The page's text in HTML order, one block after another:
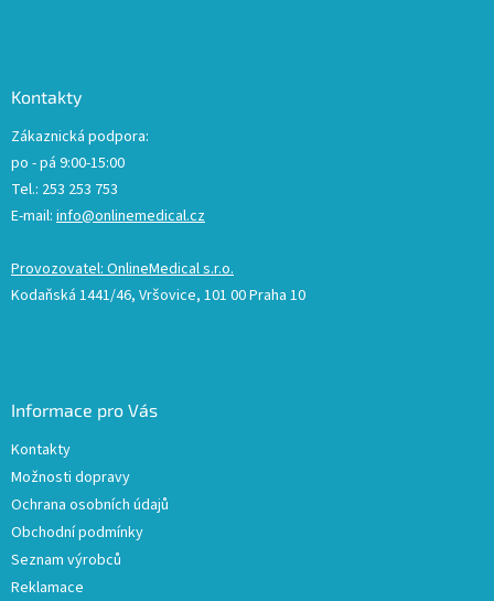
Kontakty
Zákaznická podpora:
po - pá 9:00-15:00
Tel.: 253 253 753
E-mail: info@onlinemedical.cz
Provozovatel: OnlineMedical s.r.o.
Kodaňská 1441/46, Vršovice, 101 00 Praha 10
Informace pro Vás
Kontakty
Možnosti dopravy
Ochrana osobních údajů
Obchodní podmínky
Seznam výrobců
Reklamace